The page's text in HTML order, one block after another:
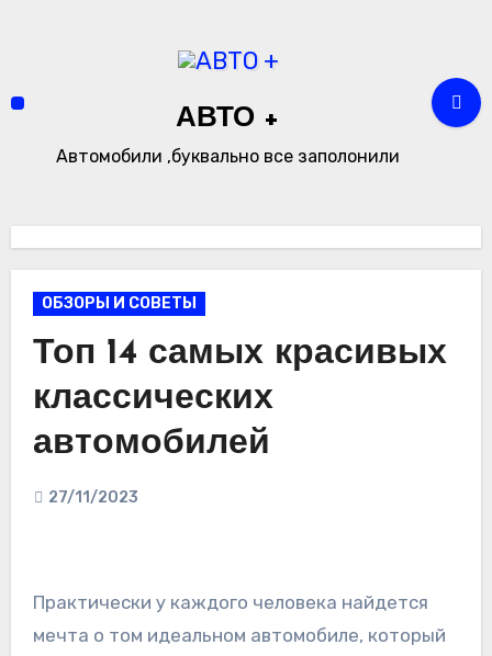
АВТО +
Автомобили ,буквально все заполонили
ОБЗОРЫ И СОВЕТЫ
Топ 14 самых красивых
классических
автомобилей
27/11/2023
Практически у каждого человека найдется
мечта о том идеальном автомобиле, который